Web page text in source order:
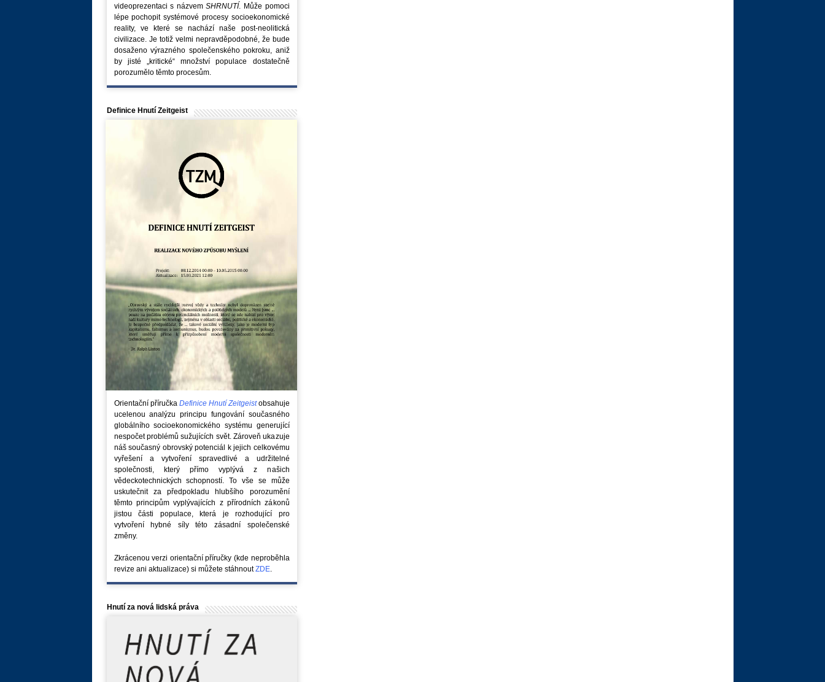
videoprezentaci s názvemSHRNUTÍ. Může pomoci
lépe pochopit systémové procesy socioekonomické
reality, ve které se nachází naše post-neolitická
civilizace. Je totiž velmi nepravděpodobné, že bude
dosaženo výrazného společenského pokroku, aniž
by jisté „kritické“ množství populace dostatečně
porozumělo těmto procesům.
Definice Hnutí Zeitgeist
Orientační příručka Definice Hnutí Zeitgeistobsahuje
ucelenou analýzu principu fungování současného
globálního socioekonomického systému generující
nespočet problémů sužujících svět. Zároveň ukazuje
náš současný obrovský potenciál k jejich celkovému
vyřešení a vytvoření spravedlivé a udržitelné
společnosti, který přímo vyplývá z našich
vědeckotechnických schopností. To vše se může
uskutečnit za předpokladu hlubšího porozumění
těmto principům vyplývajících z přírodních zákonů
jistou části populace, která je rozhodující pro
vytvoření hybné síly této zásadní společenské
změny.
Zkrácenou verzi orientační příručky (kde neproběhla
revize ani aktualizace) si můžete stáhnoutZDE.
Hnutí za nová lidská práva